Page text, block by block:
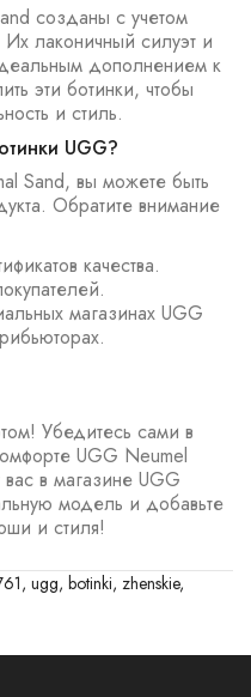
созданы с учетом
лаконичный силуэт и
дополнением к
эти ботинки, чтобы
и стиль.
UGG?
Sand, вы можете быть
Обратите внимание
качества.
магазинах UGG
Убедитесь сами в
UGG Neumel
в магазине UGG
модель и добавьте
и стиля!
, ugg, botinki, zhenskie,